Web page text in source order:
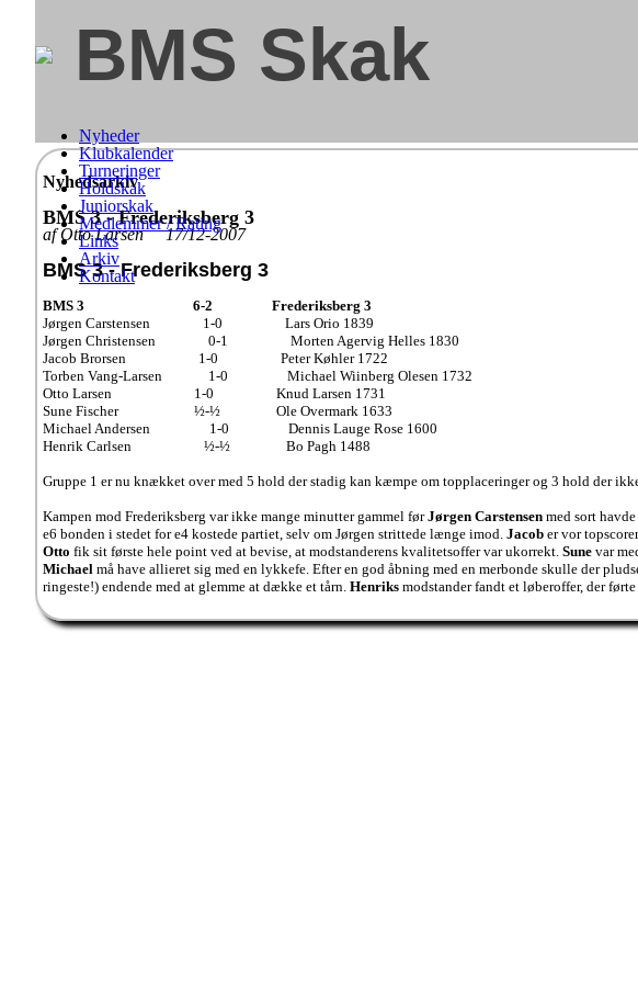
BMS Skak
Nyheder
Klubkalender
Turneringer
Holdskak
Juniorskak
Medlemmer / Rating
Links
Arkiv
Kontakt
Nyhedsarkiv
BMS 3 - Frederiksberg 3
af Otto Larsen 17/12-2007
BMS 3 - Frederiksberg 3
BMS 3 6-2
Frederiksberg 3
Jørgen Carstensen
1-0
Lars Orio 1839
Jørgen Christensen
0-1
Morten Agervig Helles 1830
Jacob Brorsen
1-0
Peter Køhler 1722
Torben Vang-Larsen
1-0
Michael Wiinberg Olesen 1732
Otto Larsen
1-0
Knud Larsen 1731
Sune Fischer ½-½
Ole Overmark 1633
Michael Andersen
1-0
Dennis Lauge Rose 1600
Henrik Carlsen
½-½ Bo Pagh 1488
Gruppe 1 er nu knækket over med 5 hold der stadig kan kæmpe om topplaceringer og 3 hold der
Kampen mod Frederiksberg var ikke mange minutter gammel førJørgen Carstensen med sort
e6 bonden i stedet for e4 kostede partiet, selv om Jørgen strittede længe imod. Jacob er vor
Otto fik sit første hele point ved at bevise, at modstanderens kvalitetsoffer var ukorrekt. Sune var
Michael må have allieret sig med en lykkefe. Efter en god åbning med en merbonde skulle der
ringeste!) endende med at glemme at dække et tårn. Henriks modstander fandt et løberoffer, der